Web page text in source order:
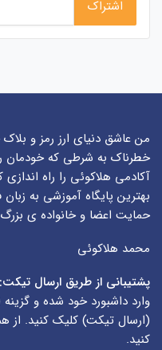
من عاشق دنیای ارز رمز و
خطرناک به شرطی که خودمان
آکادمی هلاکوئی را راه
بهترین پایگاه آموزشی به
حمایت اعضا و خانواده ی
محمد هلاکوئی
پشتیبانی از طریق ارسال تیکت:
وارد داشبورد خود شده و
(ارسال تیکت) کلیک کنید. از
کنید.